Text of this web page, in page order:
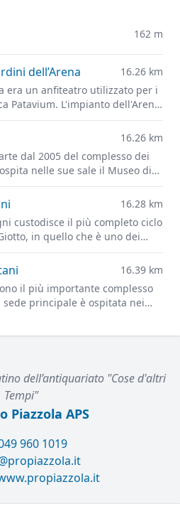
162 m
dell’Arena
16.26 km
era un anfiteatro utilizzato per i
Patavium. L'impianto dell'Arena
dell'Arena, il principale parco
16.26 km
dal 2005 del complesso dei
nelle sue sale il Museo di
e il Museo Bottacin
16.28 km
custodisce il più completo ciclo
in quello che è uno dei
figurativa di tutti i tempi
16.39 km
il più importante complesso
principale è ospitata nei
dell’antiquariato "Cose d'altri
Tempi"
Piazzola APS
960 1019